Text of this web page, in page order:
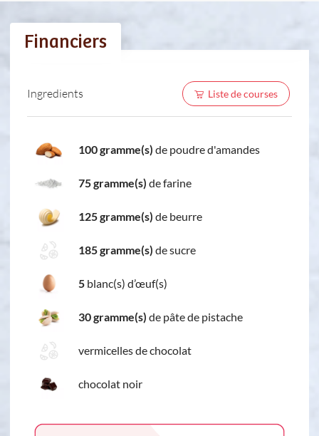
Financiers
Ingredients Liste de courses
100 gramme(s) de poudre d'amandes
75 gramme(s) de farine
125 gramme(s) de beurre
185 gramme(s) de sucre
5 blanc(s) d’œuf(s)
30 gramme(s) de pâte de pistache
vermicelles de chocolat
chocolat noir